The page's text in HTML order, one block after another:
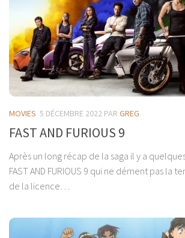
MOVIES 5 DÉCEMBRE 2022 PAR GREG
FAST AND FURIOUS 9
Après un long récap de la saga il y a
FAST AND FURIOUS 9 qui ne dément pas la
de la licence…